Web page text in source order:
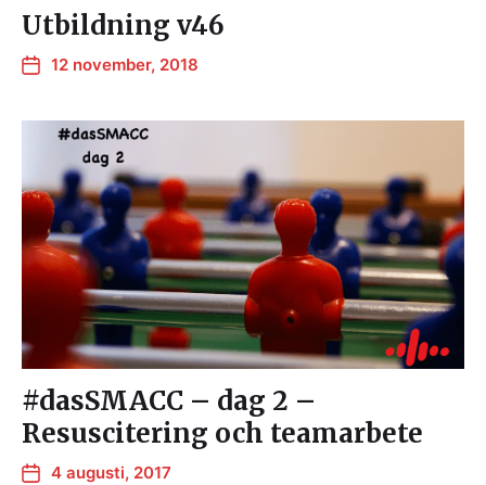
Utbildning v46
12 november, 2018
#dasSMACC – dag 2 –
Resuscitering och teamarbete
4 augusti, 2017